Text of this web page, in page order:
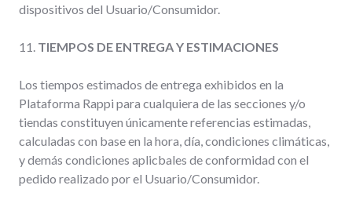
dispositivos del Usuario/Consumidor.
11. TIEMPOS DE ENTREGA Y ESTIMACIONES
Los tiempos estimados de entrega exhibidos en la
Plataforma Rappi para cualquiera de las secciones y/o
tiendas constituyen únicamente referencias estimadas,
calculadas con base en la hora, día, condiciones climáticas,
y demás condiciones aplicbales de conformidad con el
pedido realizado por el Usuario/Consumidor.